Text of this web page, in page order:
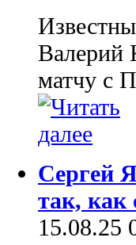
Валерий
матчу с
Сергей
так, как
15.08.25